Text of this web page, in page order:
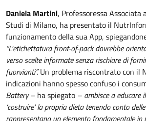
Daniela Martini, Professoressa Associata
Studi di Milano, ha presentato il
funzionamento della sua App,
“L’etichettatura front-of-pack dovrebbe
verso scelte informate senza rischiare di
fuorvianti”.Un problema riscontrato con il
indicazioni hanno spesso confuso i
Battery – ha spiegato – ambisce a educare
‘costruire’ la propria dieta tenendo conto
rappresentano un elemento fondamentale in